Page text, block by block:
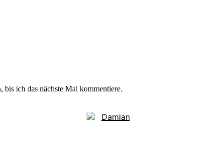
ich das nächste Mal kommentiere.